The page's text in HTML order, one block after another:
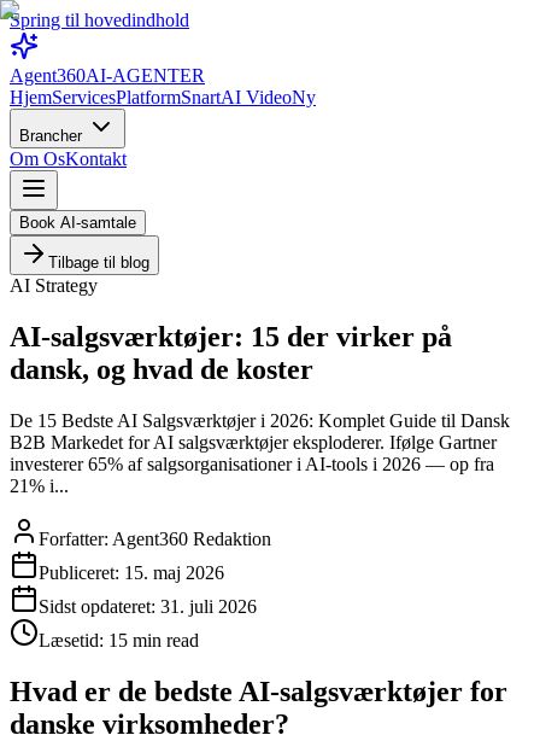
Spring til hovedindhold
Agent360AI-AGENTER
HjemServicesPlatformSnartAI VideoNy
Brancher
Om OsKontakt
Book AI-samtale
Tilbage til blog
AI Strategy
AI-salgsværktøjer: 15 der virker på
dansk, og hvad de koster
De 15 Bedste AI Salgsværktøjer i 2026: Komplet Guide til Dansk
B2B Markedet for AI salgsværktøjer eksploderer. Ifølge Gartner
investerer 65% af salgsorganisationer i AI-tools i 2026 — op fra
21% i...
Forfatter: Agent360 Redaktion
Publiceret: 15. maj 2026
Sidst opdateret: 31. juli 2026
Læsetid: 15 min read
Hvad er de bedste AI-salgsværktøjer for
danske virksomheder?